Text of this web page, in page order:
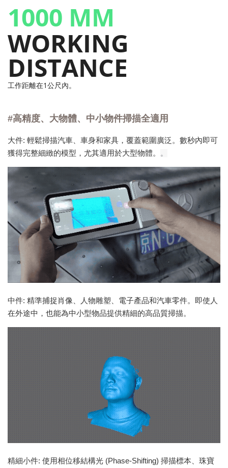
1000 MM
WORKING
DISTANCE
工作距離在1公尺內。
#高精度、大物體、中小物件掃描全適用
大件: 輕鬆掃描汽車、車身和家具，覆蓋範圍廣泛。數秒內即可
獲得完整細緻的模型，尤其適用於大型物體。
。
中件: 精準捕捉肖像、人物雕塑、電子產品和汽車零件。即使人
在外途中，也能為中小型物品提供精細的高品質掃描。
精細小件: 使用相位移結構光 (Phase-Shifting) 掃描標本、珠寶